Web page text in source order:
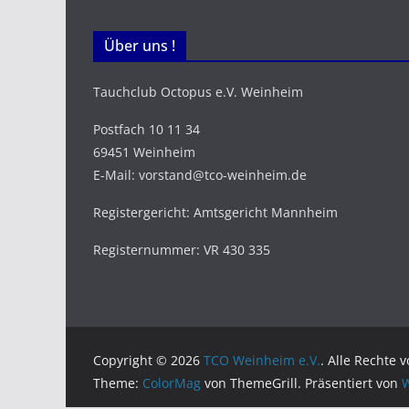
Über uns !
Tauchclub Octopus e.V. Weinheim
Postfach 10 11 34
69451 Weinheim
E-Mail: vorstand@tco-weinheim.de
Registergericht: Amtsgericht Mannheim
Registernummer: VR 430 335
Copyright © 2026 TCO Weinheim e.V.. Alle Rechte
Theme: ColorMag von ThemeGrill. Präsentiert von